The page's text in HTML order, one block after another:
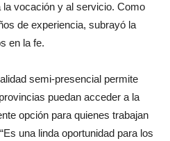
la vocación y al servicio. Como
de experiencia, subrayó la
en la fe.
semi-presencial permite
puedan acceder a la
opción para quienes trabajan
una linda oportunidad para los